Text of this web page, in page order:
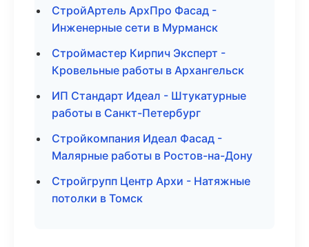
СтройАртель АрхПро Фасад -
Инженерные сети в Мурманск
Строймастер Кирпич Эксперт -
Кровельные работы в Архангельск
ИП Стандарт Идеал - Штукатурные
работы в Санкт-Петербург
Стройкомпания Идеал Фасад -
Малярные работы в Ростов-на-Дону
Стройгрупп Центр Архи - Натяжные
потолки в Томск